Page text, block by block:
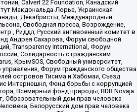
Calvert 22 Foundation, Канадский
Макдональда-Лорье, Украинская
Декабристы, Международный
Свободная пресса, Возрождение,
, Риддл, Русский антивоенный комитет в
Андрея Сахарова, Форум свободной
Transparеncy International, Форум
Солидарность с гражданским
КрымSOS, Свободный университет,
управления, Форум гражданского общества
островов Тисима и Хабомаи, Съезд
Интернешнл, Фонд борьбы с коррупцией
Всемирный фонд природы, BDR Novaja
Образовательный дом прав человека
Белорусский дом прав человека